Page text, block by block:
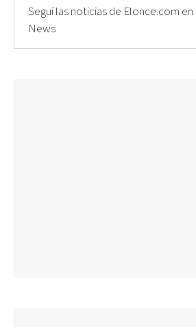
Seguí las noticias de Elonce.com
News